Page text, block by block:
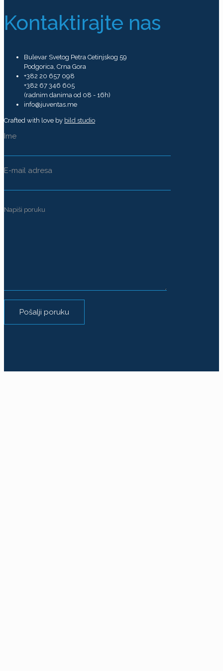
Kontaktirajte nas
Bulevar Svetog Petra Cetinjskog 59
Podgorica, Crna Gora
+382 20 657 098
+382 67 346 605
(radnim danima od 08 - 16h)
info@juventas.me
Crafted with love by bild studio